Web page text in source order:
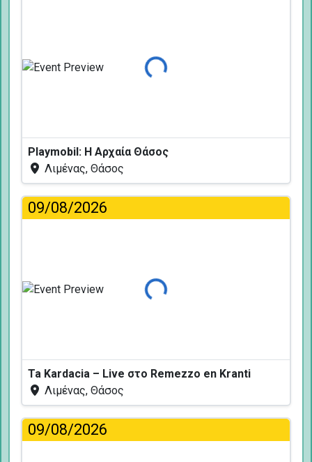
Φόρτωση...
Playmobil: Η Αρχαία Θάσος
Λιμένας, Θάσος
09/08/2026
Φόρτωση...
Ta Kardacia – Live στο Remezzo en Kranti
Λιμένας, Θάσος
09/08/2026